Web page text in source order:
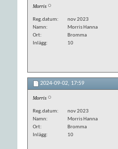
Morris
Reg.datum
nov 2023
Namn
Morris Hanna
Ort
Bromma
Inlägg
10
2024-09-02, 17:59
Morris
Reg.datum
nov 2023
Namn
Morris Hanna
Ort
Bromma
Inlägg
10